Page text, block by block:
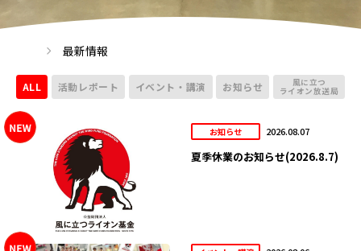
最新情報
ALL 活動レポート イベント・講演 お知らせ 風に立つ
ライオン放送局
お知らせ 2026.08.07
夏季休業のお知らせ(2026.8.7)